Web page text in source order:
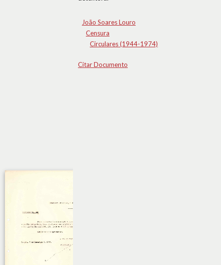
João Soares Louro
Censura
Circulares (1944-1974)
Citar Documento